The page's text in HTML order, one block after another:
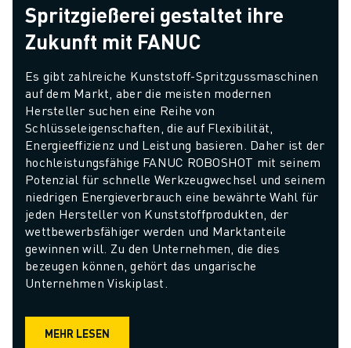
Spritzgießerei gestaltet ihre
Zukunft mit FANUC
Es gibt zahlreiche Kunststoff-Spritzgussmaschinen
auf dem Markt, aber die meisten modernen
Hersteller suchen eine Reihe von
Schlüsseleigenschaften, die auf Flexibilität,
Energieeffizienz und Leistung basieren. Daher ist der
hochleistungsfähige FANUC ROBOSHOT mit seinem
Potenzial für schnelle Werkzeugwechsel und seinem
niedrigen Energieverbrauch eine bewährte Wahl für
jeden Hersteller von Kunststoffprodukten, der
wettbewerbsfähiger werden und Marktanteile
gewinnen will. Zu den Unternehmen, die dies
bezeugen können, gehört das ungarische
Unternehmen Viskiplast.
MEHR LESEN